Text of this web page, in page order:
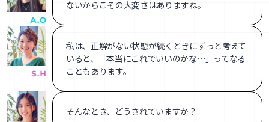
ないからこその大変さはありますね。
私は、正解がない状態が続くときにずっと考えて
いると、「本当にこれでいいのかな…」ってなる
こともあります。
そんなとき、どうされていますか？